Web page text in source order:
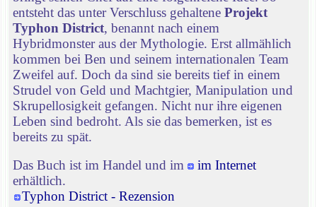
entsteht das unter Verschluss gehaltene Projekt
Typhon District, benannt nach einem
Hybridmonster aus der Mythologie. Erst allmählich
kommen bei Ben und seinem internationalen Team
Zweifel auf. Doch da sind sie bereits tief in einem
Strudel von Geld und Machtgier, Manipulation und
Skrupellosigkeit gefangen. Nicht nur ihre eigenen
Leben sind bedroht. Als sie das bemerken, ist es
bereits zu spät.
Das Buch ist im Handel und im
im Internet
erhältlich.
Typhon District - Rezension